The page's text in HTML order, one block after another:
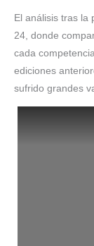
El análisis tras la
24, donde
cada
ediciones
sufrido grandes